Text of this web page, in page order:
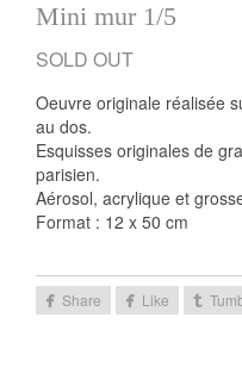
Mini mur 1/5
Oeuvre originale réalisée
au dos.
Esquisses originales de
parisien.
Aérosol, acrylique et
Format : 12 x 50 cm